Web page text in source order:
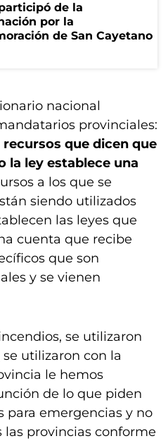
de la
por la
de San Cayetano
nacional
provinciales:
que dicen que
la ley establece una
a los que se
siendo utilizados
las leyes que
cuenta que recibe
que son
y se vienen
se utilizaron
utilizaron con la
le hemos
de lo que piden
para emergencias y no
provincias conforme